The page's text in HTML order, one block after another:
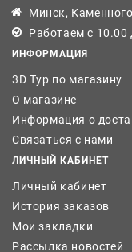
Минск,
Работаем с 10.00
ИНФОРМАЦИЯ
3D Тур по магазину
О магазине
Информация о
Связаться с нами
ЛИЧНЫЙ КАБИНЕТ
Личный кабинет
История заказов
Мои закладки
Рассылка новостей